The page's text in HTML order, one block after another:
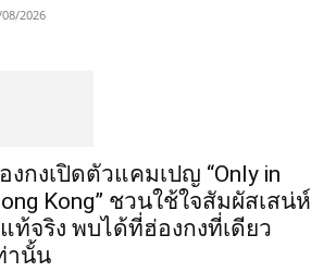
2026
งกงเปิดตัวแคมเปญ “Only in
Kong” ชวนใช้ใจสัมผัสเสน่ห์
ท้จริง พบได้ที่ฮ่องกงที่เดียว
านั้น